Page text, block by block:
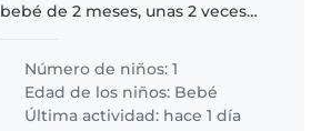
bebé de 2 meses, unas 2 veces
o tarde 4h). Somos flexibles en
cuanto a los días.
Número de niños: 1
Edad de los niños: Bebé
Última actividad: hace 1 día